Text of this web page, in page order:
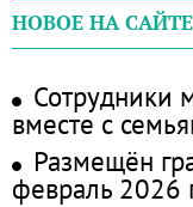
НОВОЕ НА САЙТЕ
Сотрудники
вместе с
Размещён
февраль 2026